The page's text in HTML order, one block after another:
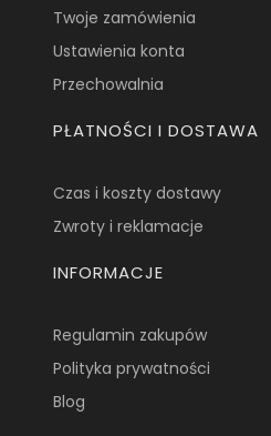
Twoje zamówienia
Ustawienia konta
Przechowalnia
PŁATNOŚCI I DOSTAWA
Czas i koszty dostawy
Zwroty i reklamacje
INFORMACJE
Regulamin zakupów
Polityka prywatności
Blog